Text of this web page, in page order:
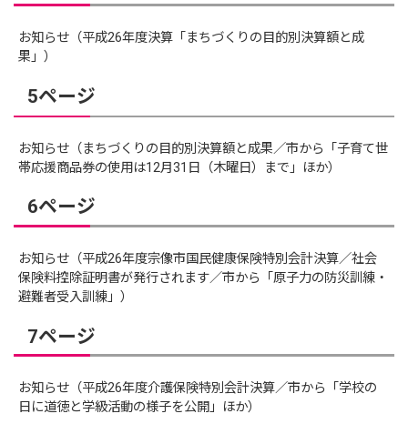
お知らせ（平成26年度決算「まちづくりの目的別決算額と成
果」）
5ページ
お知らせ（まちづくりの目的別決算額と成果／市から「子育て世
帯応援商品券の使用は12月31日（木曜日）まで」ほか）
6ページ
お知らせ（平成26年度宗像市国民健康保険特別会計決算／社会
保険料控除証明書が発行されます／市から「原子力の防災訓練・
避難者受入訓練」）
7ページ
お知らせ（平成26年度介護保険特別会計決算／市から「学校の
日に道徳と学級活動の様子を公開」ほか）